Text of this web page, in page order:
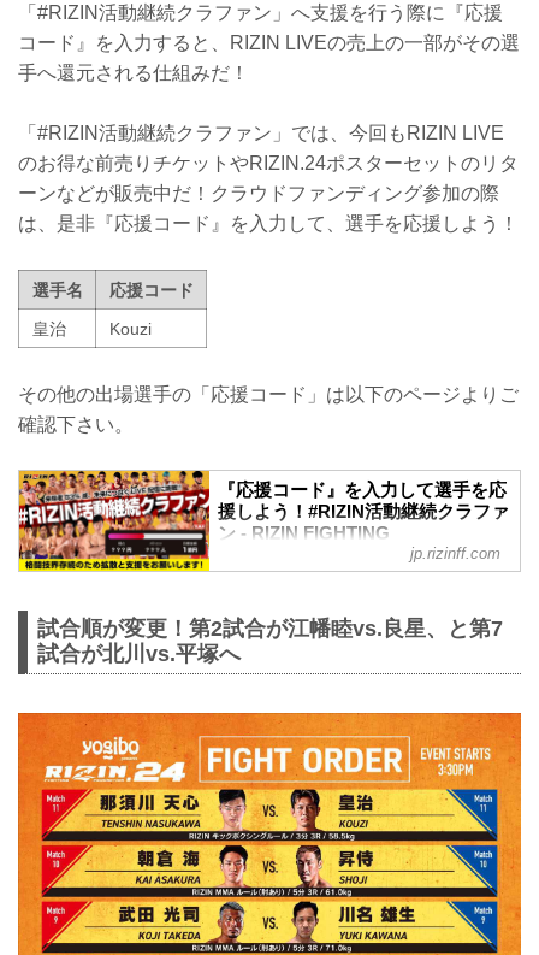
「#RIZIN活動継続クラファン」へ支援を行う際に『応援
コード』を入力すると、RIZIN LIVEの売上の一部がその選
手へ還元される仕組みだ！
「#RIZIN活動継続クラファン」では、今回もRIZIN LIVE
のお得な前売りチケットやRIZIN.24ポスターセットのリタ
ーンなどが販売中だ！クラウドファンディング参加の際
は、是非『応援コード』を入力して、選手を応援しよう！
選手名
応援コード
皇治
Kouzi
その他の出場選手の「応援コード」は以下のページよりご
確認下さい。
『応援コード』を入力して選手を応
援しよう！#RIZIN活動継続クラファ
ン - RIZIN FIGHTING
FEDERATION オフィシャルサイト
ード』が登場したぞ！
『応援コード』とは？
「#RIZIN活動継続クラファン」へ支援を
RIZIN LIVEの売上の一部がその選手へ還
元される仕組みだ！
「#RIZIN活動継続クラファン」では、今
回もRIZIN LIVEのお得な前売りチケット
やRIZIN.24ポスターセットのリターンな
どが販売中だ！クラウドファンディング
参加の際は、是非『応援コード』を入力
して、選手を応援しよう！...
jp.rizinff.com
試合順が変更！第2試合が江幡睦vs.良星、と第7
試合が北川vs.平塚へ